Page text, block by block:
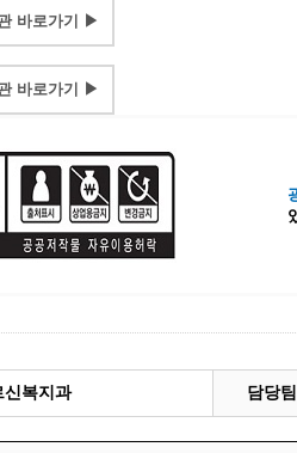
바로가기 ▶
바로가기 ▶
신복지과 담당팀